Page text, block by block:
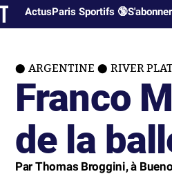
ActusParis Sportifs 🔞S'abonner
ARGENTINE RIVER
Franco
de la
Par Thomas Broggini, à